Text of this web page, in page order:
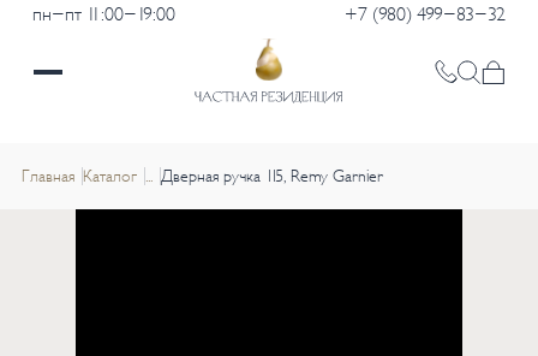
пн-пт 11:00-19:00 +7 (980) 499-83-32
Главная Каталог ... Дверная ручка 115, Remy Garnier